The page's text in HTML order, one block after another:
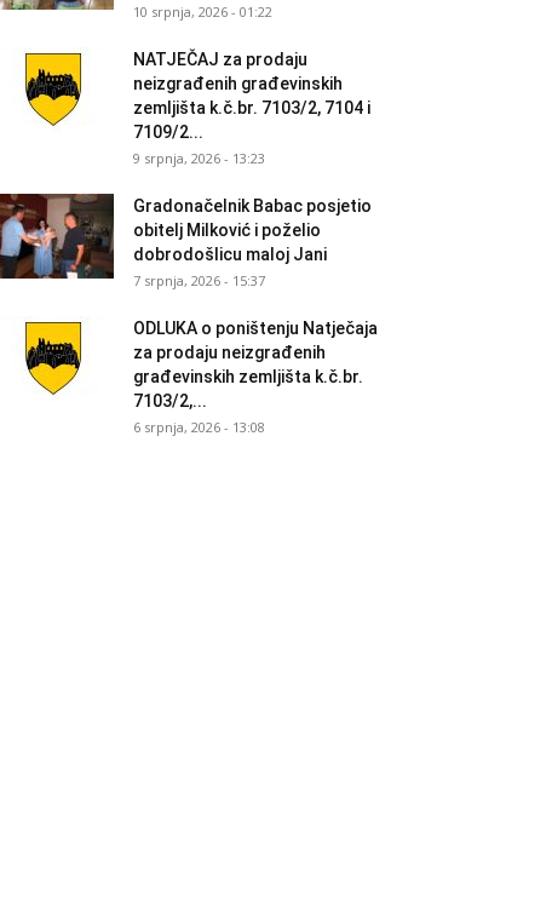
10 srpnja, 2026 - 01:22
NATJEČAJ za prodaju
neizgrađenih građevinskih
zemljišta k.č.br. 7103/2, 7104 i
7109/2...
9 srpnja, 2026 - 13:23
Gradonačelnik Babac posjetio
obitelj Milković i poželio
dobrodošlicu maloj Jani
7 srpnja, 2026 - 15:37
ODLUKA o poništenju Natječaja
za prodaju neizgrađenih
građevinskih zemljišta k.č.br.
7103/2,...
6 srpnja, 2026 - 13:08